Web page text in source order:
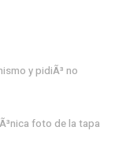
y pidiÃ³ no
foto de la tapa